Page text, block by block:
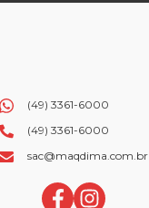
(49) 3361-6000
(49) 3361-6000
sac@maqdima.com.br